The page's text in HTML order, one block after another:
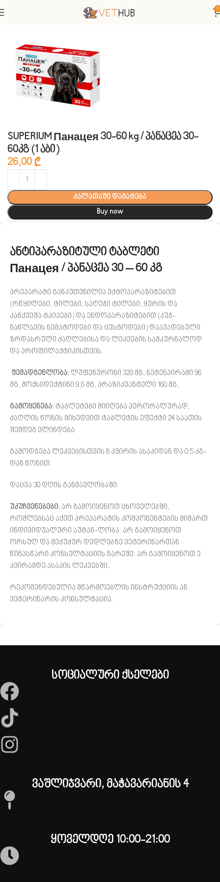
0
ვეტერინარული პრეპარატები
SUPERIUM Панацея 30-60 kg / პანაცეა 30-
60კგ (1 აბი)
26,00 ₾
კალათაში დამატება
Buy now
ანტიპარაზიტული ტაბლეტი
Панацея /პანაცეა 30 – 60 კგ
პრეპარატი განკუთვნილია ექტოპარაზიტებით
(რწყილები, ტილები, საღეჭი ტილები, ყურის და
კანქვეშა ტკიპები) და ენდოპარაზიტებით (კუჭ-
ნაწლავის ნემატოდები და ცესტოდები) დაავადებული
ზრდასრული ძაღლებისა და ლეკვების სამკურნალოდ
და პროფილაქტიკისთვის.
შემადგენლობა: ლუფენურონი 320 მგ, ნეტენპირამი 96
მგ, მოქსიდექტინი 9,6 მგ, პრაზიკვანტელი 160 მგ.
გამოყენება: ტაბლეტები მიიღება პერორალურად,
ძაღლის წონის მიხედვით.ტაბლეტის ეფექტი 24 საათის
შემდეგ ვლინდება
გამოდგება ლეკვებისთვის 8 კვირის ასაკიდან და 0.5 კგ-
დან წონით.
დაცვა 30 დღის განმავლობაში.
უკუჩვენებები: არ გამოიყენოთ ცხოველებში,
რომლებსაც აქვთ პრეპარატის კომპონენტების მიმართ
ინდივიდუალური აუტან-ლობა. არ გამოიყენოთ
ორსულ და მეძუძურ დედლებზე ვეტერინართან
წინასწარი კონსულტაციის გარეშე. არ გამოიყენოთ 3
კვირამდე ასაკის ლეკვებში.
რეკომენდებულია მწარმოებლის ინსტრუქციის ან
ვეტერინარის კონსულტაცია.
სოციალური ქსელები
ვაშლიჯვარი, მაჭავარიანის 4
ყოველდღე 10:00-21:00